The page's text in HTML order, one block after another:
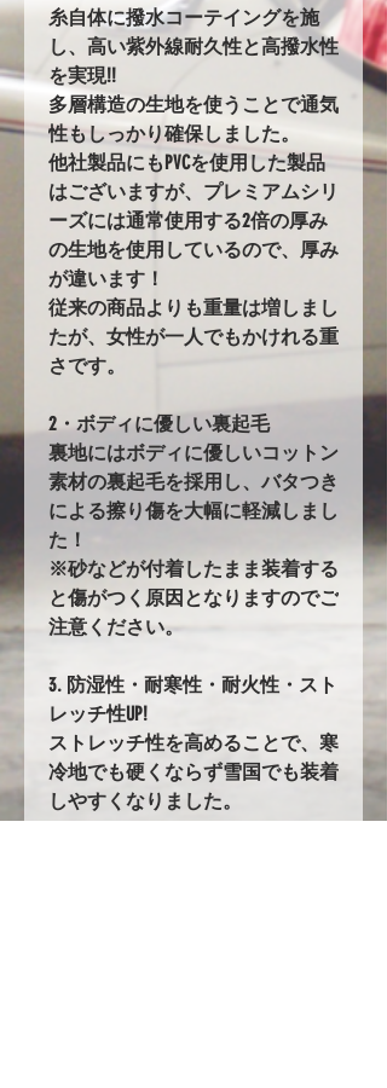
糸自体に撥水コーテイングを施
し、高い紫外線耐久性と高撥水性
を実現!!
多層構造の生地を使うことで通気
性もしっかり確保しました。
他社製品にもPVCを使用した製品
はございますが、プレミアムシリ
ーズには通常使用する2倍の厚み
の生地を使用しているので、厚み
が違います！
従来の商品よりも重量は増しまし
たが、女性が一人でもかけれる重
さです。
2・ボディに優しい裏起毛
裏地にはボディに優しいコットン
素材の裏起毛を採用し、バタつき
による擦り傷を大幅に軽減しまし
た！
※砂などが付着したまま装着する
と傷がつく原因となりますのでご
注意ください。
3. 防湿性・耐寒性・耐火性・スト
レッチ性UP!
ストレッチ性を高めることで、寒
冷地でも硬くならず雪国でも装着
しやすくなりました。